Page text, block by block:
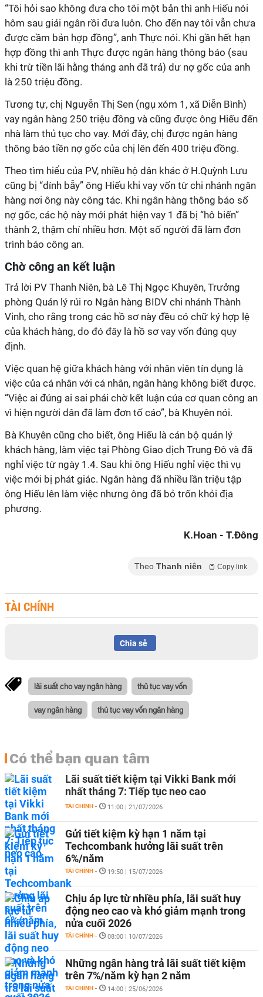
“Tôi hỏi sao không đưa cho tôi một bản thì anh Hiếu nói
hôm sau giải ngân rồi đưa luôn. Cho đến nay tôi vẫn chưa
được cầm bản hợp đồng”, anh Thực nói. Khi gần hết hạn
hợp đồng thì anh Thực được ngân hàng thông báo (sau
khi trừ tiền lãi hằng tháng anh đã trả) dư nợ gốc của anh
là 250 triệu đồng.
Tương tự, chị Nguyễn Thị Sen (ngụ xóm 1, xã Diễn Bình)
vay ngân hàng 250 triệu đồng và cũng được ông Hiếu đến
nhà làm thủ tục cho vay. Mới đây, chị được ngân hàng
thông báo tiền nợ gốc của chị lên đến 400 triệu đồng.
Theo tìm hiểu của PV, nhiều hộ dân khác ở H.Quỳnh Lưu
cũng bị “dính bẫy” ông Hiếu khi vay vốn từ chi nhánh ngân
hàng nơi ông này công tác. Khi ngân hàng thông báo số
nợ gốc, các hộ này mới phát hiện vay 1 đã bị “hô biến”
thành 2, thậm chí nhiều hơn. Một số người đã làm đơn
trình báo công an.
Chờ công an kết luận
Trả lời PV Thanh Niên, bà Lê Thị Ngọc Khuyên, Trưởng
phòng Quản lý rủi ro Ngân hàng BIDV chi nhánh Thành
Vinh, cho rằng trong các hồ sơ này đều có chữ ký hợp lệ
của khách hàng, do đó đây là hồ sơ vay vốn đúng quy
định.
Việc quan hệ giữa khách hàng với nhân viên tín dụng là
việc của cá nhân với cá nhân, ngân hàng không biết được.
“Việc ai đúng ai sai phải chờ kết luận của cơ quan công an
vì hiện người dân đã làm đơn tố cáo”, bà Khuyên nói.
Bà Khuyên cũng cho biết, ông Hiếu là cán bộ quản lý
khách hàng, làm việc tại Phòng Giao dịch Trung Đô và đã
nghỉ việc từ ngày 1.4. Sau khi ông Hiếu nghỉ việc thì vụ
việc mới bị phát giác. Ngân hàng đã nhiều lần triệu tập
ông Hiếu lên làm việc nhưng ông đã bỏ trốn khỏi địa
phương.
K.Hoan - T.Đông
Theo Thanh niên Copy link
TÀI CHÍNH
Chia sẻ
lãi suất cho vay ngân hàng thủ tục vay vốn
vay ngân hàng thủ tục vay vốn ngân hàng
Có thể bạn quan tâm
Lãi suất tiết kiệm tại Vikki Bank mới
nhất tháng 7: Tiếp tục neo cao
TÀI CHÍNH - 11:00 | 21/07/2026
Gửi tiết kiệm kỳ hạn 1 năm tại
Techcombank hưởng lãi suất trên
6%/năm
TÀI CHÍNH - 19:50 | 15/07/2026
Chịu áp lực từ nhiều phía, lãi suất huy
động neo cao và khó giảm mạnh trong
nửa cuối 2026
TÀI CHÍNH - 08:00 | 10/07/2026
Những ngân hàng trả lãi suất tiết kiệm
trên 7%/năm kỳ hạn 2 năm
TÀI CHÍNH - 14:00 | 25/06/2026